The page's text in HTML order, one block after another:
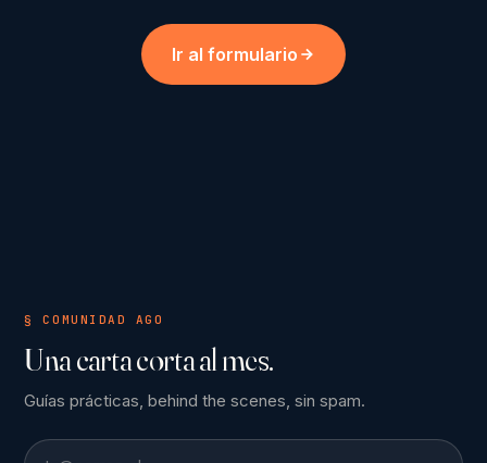
Ir al formulario
§ COMUNIDAD AGO
Una carta corta al mes.
Guías prácticas, behind the scenes, sin spam.
Email